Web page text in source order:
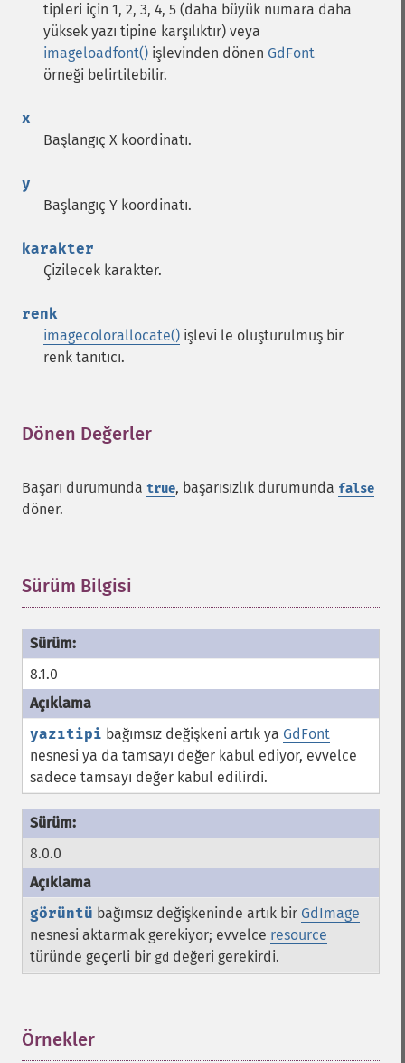
tipleri için 1, 2, 3, 4, 5 (daha büyük numara daha
yüksek yazı tipine karşılıktır) veya
imageloadfont() işlevinden dönen GdFont
örneği belirtilebilir.
x
Başlangıç X koordinatı.
y
Başlangıç Y koordinatı.
karakter
Çizilecek karakter.
renk
imagecolorallocate() işlevi le oluşturulmuş bir
renk tanıtıcı.
Dönen Değerler
Başarı durumunda true, başarısızlık durumunda false
döner.
Sürüm Bilgisi
8.1.0
yazıtipi bağımsız değişkeni artık ya GdFont
nesnesi ya da tamsayı değer kabul ediyor, evvelce
sadece tamsayı değer kabul edilirdi.
8.0.0
görüntü bağımsız değişkeninde artık bir GdImage
nesnesi aktarmak gerekiyor; evvelce resource
türünde geçerli bir gd değeri gerekirdi.
Örnekler